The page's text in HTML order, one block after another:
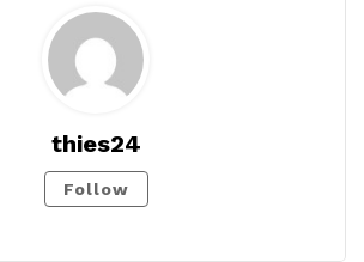
thies24
Follow